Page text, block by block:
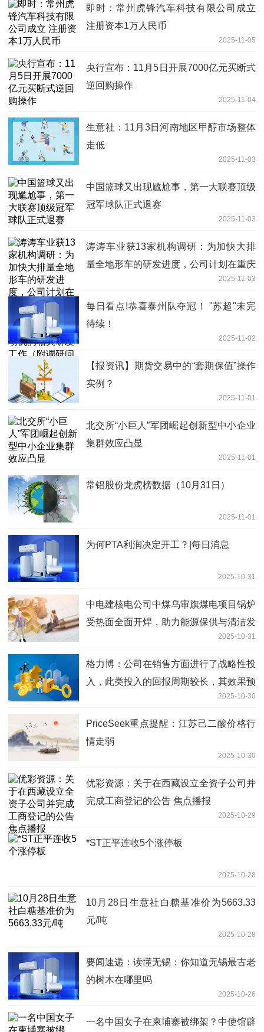
即时：常州虎锋汽车科技有限公司成立
注册资本1万人民币
2025-11-05
央行宣布：11月5日开展7000亿元买断式
逆回购操作
2025-11-04
生意社：11月3日河南地区甲醇市场整体
走低
2025-11-03
中国篮球又出现尴尬事，第一大联赛顶级
冠军球队正式退赛
2025-11-03
涛涛车业获13家机构调研：为加快大排
量全地形车的研发进度，公司计划在重庆
设立研究院，主要进行大排量全地形车发
动机的相关研发工作（附调研问答）_焦
点快看
2025-11-03
每日看点!恭喜泰州队夺冠！ "苏超"未完
待续！
2025-11-02
【报资讯】期货交易中的“套期保值”操作
实例？
2025-11-01
北交所“小巨人”军团崛起创新型中小企业
集群效应凸显
2025-11-01
常铝股份龙虎榜数据（10月31日）
2025-11-01
为何PTA利润决定开工？|每日消息
2025-10-31
中电建核电公司中煤乌审旗煤电项目锅炉
受热面全面开焊，助力能源保供与清洁发
2025-10-31
格力博：公司在销售方面进行了战略性投
入，此类投入的回报周期较长，其效果预
计将在未来数年内逐步释放，因此难以在
当期完全转化为营业收入
2025-10-30
PriceSeek重点提醒：江苏己二酸价格行
情走弱
2025-10-30
优彩资源：关于在西藏设立全资子公司并
完成工商登记的公告 焦点播报
2025-10-29
*ST正平连收5个涨停板
2025-10-28
10月28日生意社白糖基准价为5663.33
元/吨
2025-10-28
要闻速递：读懂无锡：你知道无锡最古老
的树木在哪里吗
2025-10-26
一名中国女子在柬埔寨被绑架？中使馆辟